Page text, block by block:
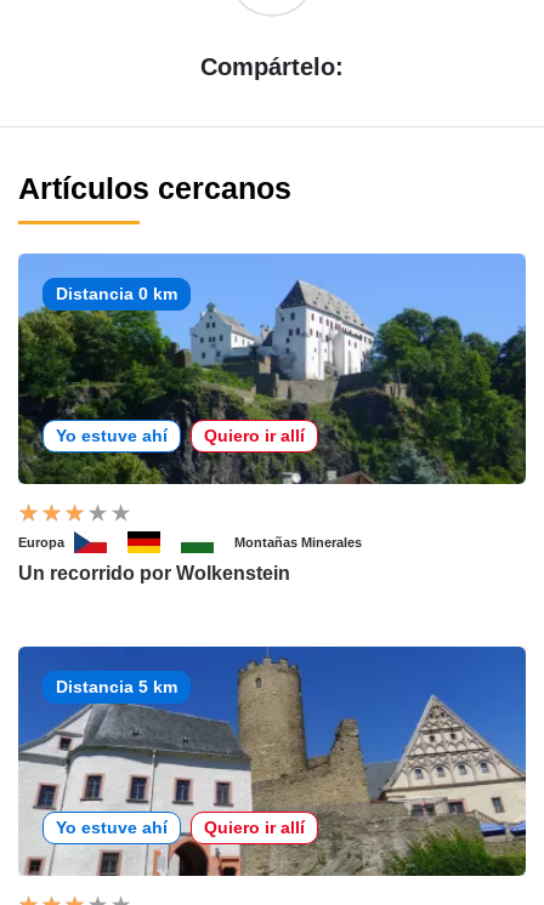
Compártelo:
Artículos cercanos
Distancia 0 km
Yo estuve ahí Quiero ir allí
Europa Montañas Minerales
Un recorrido por Wolkenstein
Distancia 5 km
Yo estuve ahí Quiero ir allí